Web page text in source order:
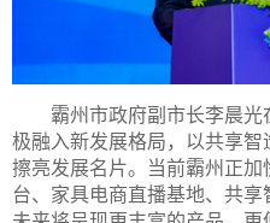
霸州市政府副市长李晨
极融入新发展格局，以共享
擦亮发展名片。当前霸州正
台、家具电商直播基地、共享